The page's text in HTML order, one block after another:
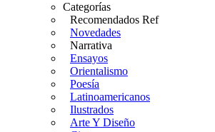
Categorías
Recomendados Ref
Novedades
Narrativa
Ensayos
Orientalismo
Poesía
Latinoamericanos
Ilustrados
Arte Y Diseño